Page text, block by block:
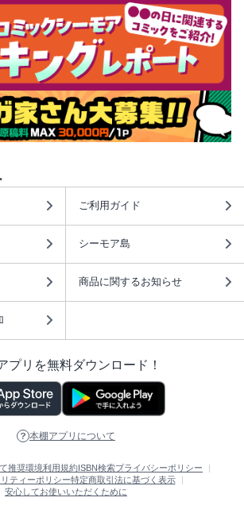
ご利用ガイド
シーモア島
商品に関するお知らせ
プリを無料ダウンロード！
本棚アプリについて
推奨環境利用規約ISBN検索プライバシーポリシー
ティーポリシー特定商取引法に基づく表示
安心してお使いいただくために